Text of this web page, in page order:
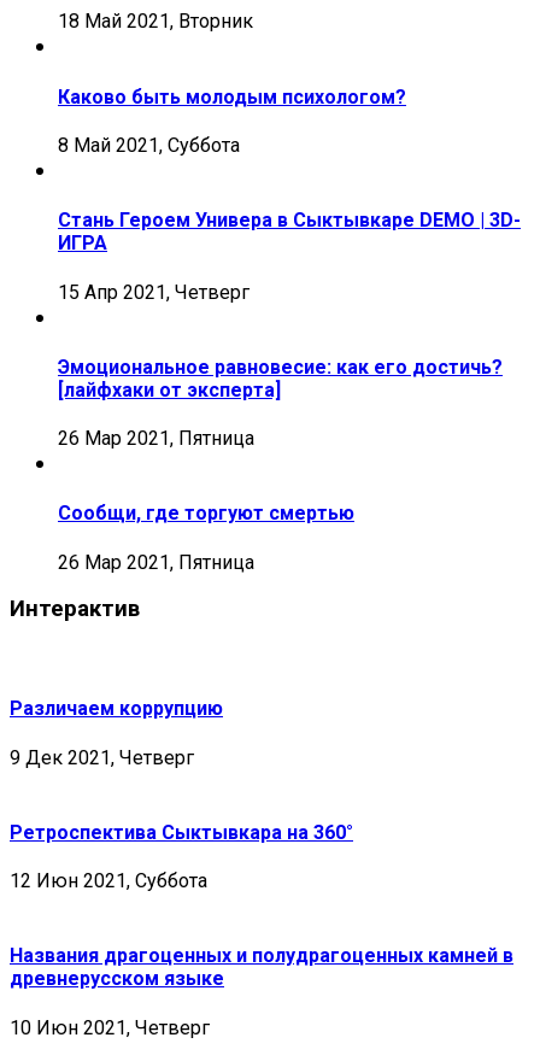
18 Май 2021, Вторник
Каково быть молодым психологом?
8 Май 2021, Суббота
Стань Героем Универа в Сыктывкаре DEMO | 3D-
ИГРА
15 Апр 2021, Четверг
Эмоциональное равновесие: как его достичь?
[лайфхаки от эксперта]
26 Мар 2021, Пятница
Сообщи, где торгуют смертью
26 Мар 2021, Пятница
Интерактив
Различаем коррупцию
9 Дек 2021, Четверг
Ретроспектива Сыктывкара на 360°
12 Июн 2021, Суббота
Названия драгоценных и полудрагоценных камней в
древнерусском языке
10 Июн 2021, Четверг